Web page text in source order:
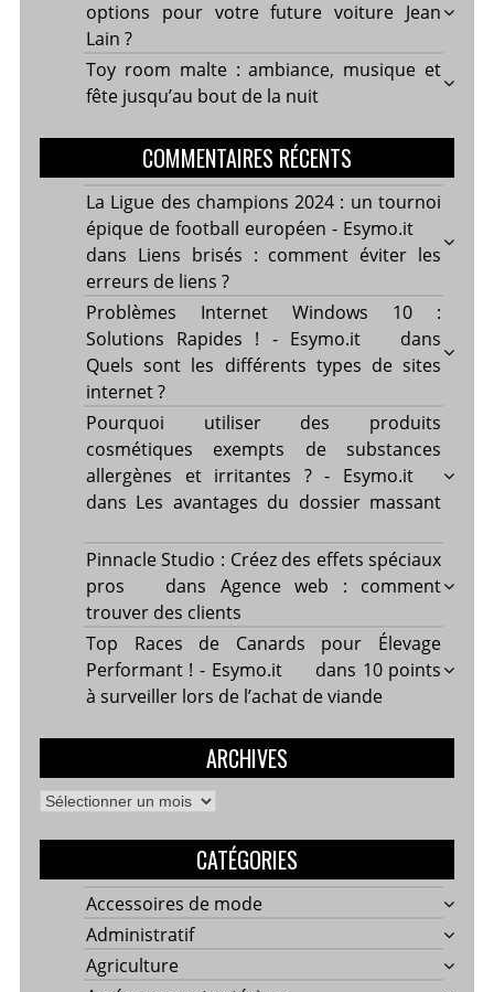
options pour votre future voiture Jean
Lain ?
Toy room malte : ambiance, musique et
fête jusqu’au bout de la nuit
COMMENTAIRES RÉCENTS
La Ligue des champions 2024 : un tournoi
épique de football européen - Esymo.it
dans Liens brisés : comment éviter les
erreurs de liens ?
Problèmes Internet Windows 10 :
Solutions Rapides ! - Esymo.it
dans
Quels sont les différents types de sites
internet ?
Pourquoi utiliser des produits
cosmétiques exempts de substances
allergènes et irritantes ? - Esymo.it
dans Les avantages du dossier massant
Pinnacle Studio : Créez des effets spéciaux
pros
dans Agence web : comment
trouver des clients
Top Races de Canards pour Élevage
Performant ! - Esymo.it
dans 10 points
à surveiller lors de l’achat de viande
ARCHIVES
Archives
CATÉGORIES
Accessoires de mode
Administratif
Agriculture